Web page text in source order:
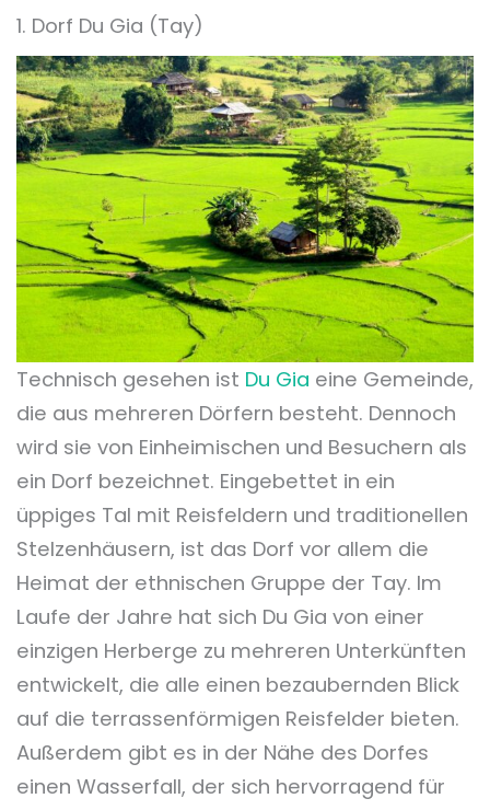
1. Dorf Du Gia (Tay)
Technisch gesehen ist Du Gia eine Gemeinde,
die aus mehreren Dörfern besteht. Dennoch
wird sie von Einheimischen und Besuchern als
ein Dorf bezeichnet. Eingebettet in ein
üppiges Tal mit Reisfeldern und traditionellen
Stelzenhäusern, ist das Dorf vor allem die
Heimat der ethnischen Gruppe der Tay. Im
Laufe der Jahre hat sich Du Gia von einer
einzigen Herberge zu mehreren Unterkünften
entwickelt, die alle einen bezaubernden Blick
auf die terrassenförmigen Reisfelder bieten.
Außerdem gibt es in der Nähe des Dorfes
einen Wasserfall, der sich hervorragend für